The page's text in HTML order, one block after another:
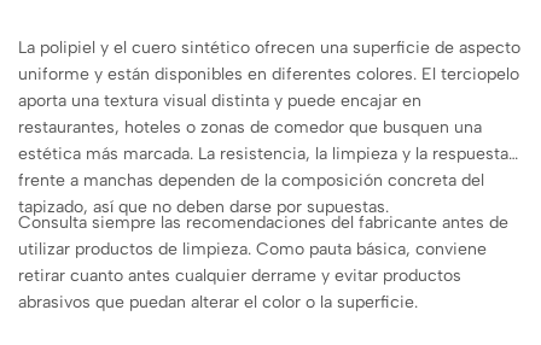
La polipiel y el cuero sintético ofrecen una superficie de aspecto
uniforme y están disponibles en diferentes colores. El terciopelo
aporta una textura visual distinta y puede encajar en
restaurantes, hoteles o zonas de comedor que busquen una
estética más marcada. La resistencia, la limpieza y la respuesta
frente a manchas dependen de la composición concreta del
tapizado, así que no deben darse por supuestas.
Consulta siempre las recomendaciones del fabricante antes de
utilizar productos de limpieza. Como pauta básica, conviene
retirar cuanto antes cualquier derrame y evitar productos
abrasivos que puedan alterar el color o la superficie.